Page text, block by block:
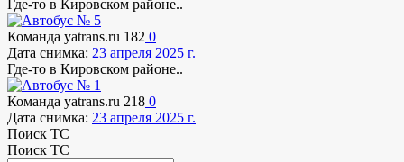
Где-то в Кировском районе..
Команда yatrans.ru 182 0
Дата снимка: 23 апреля 2025 г.
Где-то в Кировском районе..
Команда yatrans.ru 218 0
Дата снимка: 23 апреля 2025 г.
Поиск ТС
Поиск ТС